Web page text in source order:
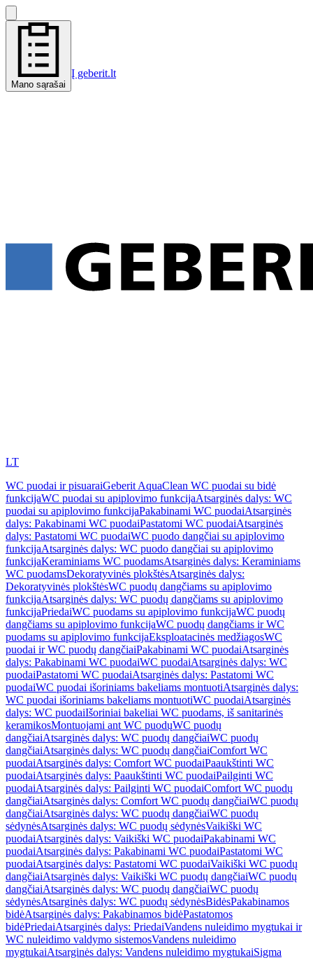
Mano sąrašai
Į geberit.lt
LT
WC puodai ir pisuaraiGeberit AquaClean WC puodai su bidė
funkcijaWC puodai su apiplovimo funkcijaAtsarginės dalys: WC
puodai su apiplovimo funkcijaPakabinami WC puodaiAtsarginės
dalys: Pakabinami WC puodaiPastatomi WC puodaiAtsarginės
dalys: Pastatomi WC puodaiWC puodo dangčiai su apiplovimo
funkcijaAtsarginės dalys: WC puodo dangčiai su apiplovimo
funkcijaKeraminiams WC puodamsAtsarginės dalys: Keraminiams
WC puodamsDekoratyvinės plokštėsAtsarginės dalys:
Dekoratyvinės plokštėsWC puodų dangčiams su apiplovimo
funkcijaAtsarginės dalys: WC puodų dangčiams su apiplovimo
funkcijaPriedaiWC puodams su apiplovimo funkcijaWC puodų
dangčiams su apiplovimo funkcijaWC puodų dangčiams ir WC
puodams su apiplovimo funkcijaEksploatacinės medžiagosWC
puodai ir WC puodų dangčiaiPakabinami WC puodaiAtsarginės
dalys: Pakabinami WC puodaiWC puodaiAtsarginės dalys: WC
puodaiPastatomi WC puodaiAtsarginės dalys: Pastatomi WC
puodaiWC puodai išoriniams bakeliams montuotiAtsarginės dalys:
WC puodai išoriniams bakeliams montuotiWC puodaiAtsarginės
dalys: WC puodaiIšoriniai bakeliai WC puodams, iš sanitarinės
keramikosMontuojami ant WC puodųWC puodų
dangčiaiAtsarginės dalys: WC puodų dangčiaiWC puodų
dangčiaiAtsarginės dalys: WC puodų dangčiaiComfort WC
puodaiAtsarginės dalys: Comfort WC puodaiPaaukštinti WC
puodaiAtsarginės dalys: Paaukštinti WC puodaiPailginti WC
puodaiAtsarginės dalys: Pailginti WC puodaiComfort WC puodų
dangčiaiAtsarginės dalys: Comfort WC puodų dangčiaiWC puodų
dangčiaiAtsarginės dalys: WC puodų dangčiaiWC puodų
sėdynėsAtsarginės dalys: WC puodų sėdynėsVaikiški WC
puodaiAtsarginės dalys: Vaikiški WC puodaiPakabinami WC
puodaiAtsarginės dalys: Pakabinami WC puodaiPastatomi WC
puodaiAtsarginės dalys: Pastatomi WC puodaiVaikiški WC puodų
dangčiaiAtsarginės dalys: Vaikiški WC puodų dangčiaiWC puodų
dangčiaiAtsarginės dalys: WC puodų dangčiaiWC puodų
sėdynėsAtsarginės dalys: WC puodų sėdynėsBidėsPakabinamos
bidėAtsarginės dalys: Pakabinamos bidėPastatomos
bidėPriedaiAtsarginės dalys: PriedaiVandens nuleidimo mygtukai ir
WC nuleidimo valdymo sistemosVandens nuleidimo
mygtukaiAtsarginės dalys: Vandens nuleidimo mygtukaiSigma